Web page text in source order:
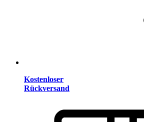
Kostenloser
Rückversand